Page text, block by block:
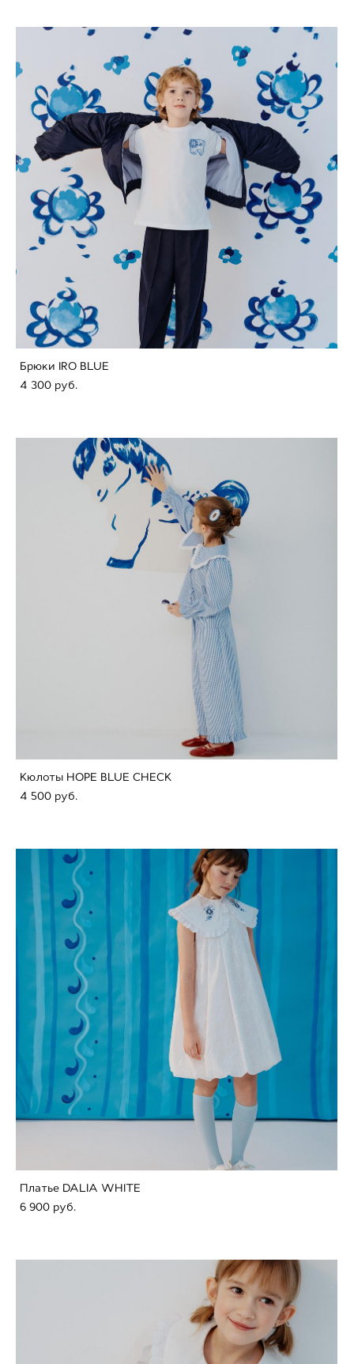
Брюки IRO BLUE
4 300 pуб.
Кюлоты HOPE BLUE CHECK
4 500 pуб.
Платье DALIA WHITE
6 900 pуб.